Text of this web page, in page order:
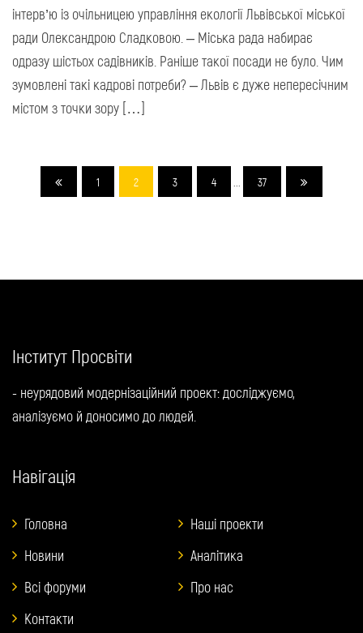
інтерв’ю із очільницею управління екології Львівської міської
ради Олександрою Сладковою. – Міська рада набирає
одразу шістьох садівників. Раніше такої посади не було. Чим
зумовлені такі кадрові потреби? – Львів є дуже непересічним
містом з точки зору […]
1 2 3 4 37
Інститут Просвіти
- неурядовий модернізаційний проект: досліджуємо,
аналізуємо й доносимо до людей.
Навігація
Головна
Наші проекти
Новини
Аналітика
Всі форуми
Про нас
Контакти